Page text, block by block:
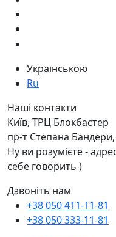
Українською
Ru
Наші контакти
Київ, ТРЦ Блокбастер
пр-т Степана
Ну ви розумієте -
себе говорить )
Дзвоніть нам
+38 050 411-11-81
+38 050 333-11-81